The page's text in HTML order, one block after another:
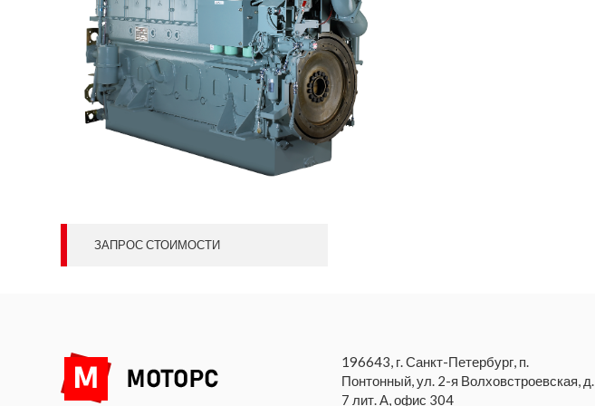
ЗАПРОС СТОИМОСТИ
196643, г. Санкт-Петербург, п.
Понтонный, ул. 2-я Волховстроевская, д.
7 лит. А, офис 304